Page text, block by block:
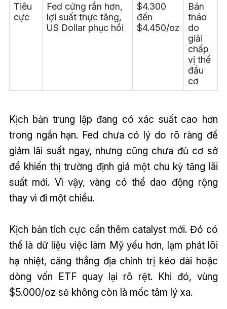
Tiêu
cực
Fed cứng rắn hơn,
lợi suất thực tăng,
US Dollar phục hồi
$4.300
đến
$4.450/oz
Bán
tháo
do
giải
chấp
vị thế
đầu
cơ
Kịch bản trung lập đang có xác suất cao hơn
trong ngắn hạn. Fed chưa có lý do rõ ràng để
giảm lãi suất ngay, nhưng cũng chưa đủ cơ sở
để khiến thị trường định giá một chu kỳ tăng lãi
suất mới. Vì vậy, vàng có thể dao động rộng
thay vì đi một chiều.
Kịch bản tích cực cần thêm catalyst mới. Đó có
thể là dữ liệu việc làm Mỹ yếu hơn, lạm phát lõi
hạ nhiệt, căng thẳng địa chính trị kéo dài hoặc
dòng vốn ETF quay lại rõ rệt. Khi đó, vùng
$5.000/oz sẽ không còn là mốc tâm lý xa.